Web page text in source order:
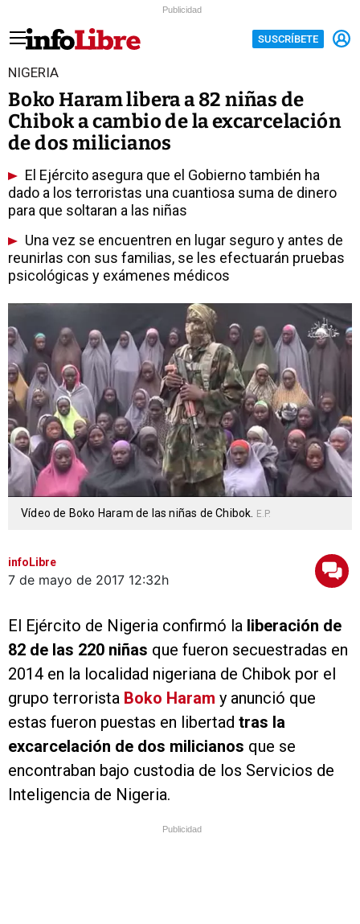
Publicidad
SUSCRÍBETE
NIGERIA
Boko Haram libera a 82 niñas de
Chibok a cambio de la excarcelación
de dos milicianos
El Ejército asegura que el Gobierno también ha
dado a los terroristas una cuantiosa suma de dinero
para que soltaran a las niñas
Una vez se encuentren en lugar seguro y antes de
reunirlas con sus familias, se les efectuarán pruebas
psicológicas y exámenes médicos
Vídeo de Boko Haram de las niñas de Chibok. E.P.
infoLibre
7 de mayo de 2017 12:32h
El Ejército de Nigeria confirmó la liberación de
82 de las 220 niñas que fueron secuestradas en
2014 en la localidad nigeriana de Chibok por el
grupo terrorista Boko Haram y anunció que
estas fueron puestas en libertad tras la
excarcelación de dos milicianos que se
encontraban bajo custodia de los Servicios de
Inteligencia de Nigeria.
Publicidad